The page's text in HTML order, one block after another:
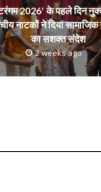
“गौरी शंकर की प्रेम कहानी” ने
सीन ने तोड़ दिया दिव्या त्यागी
2026′ के पहले दिन
नाटकों ने दिया सामाजिक
का सशक्त संदेश
2 weeks ago